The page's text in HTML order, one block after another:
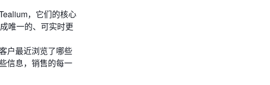
，它们的核心
唯一的、可实时更
户最近浏览了哪些
信息，销售的每一